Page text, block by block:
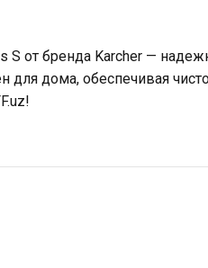
S от бренда Karcher —
дома, обеспечивая